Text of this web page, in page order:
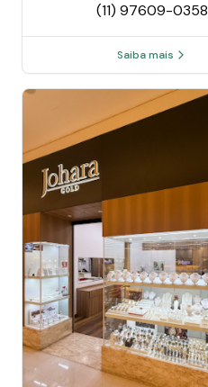
(11) 97609-0358
Saiba mais